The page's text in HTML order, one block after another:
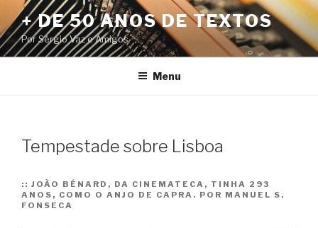
Pular
para
o
conteúdo
+ DE 50 ANOS DE TEXTOS
Por Sérgio Vaz e Amigos
Menu
Tempestade sobre Lisboa
:: JOÃO BÉNARD, DA CINEMATECA, TINHA 293
ANOS, COMO O ANJO DE CAPRA. POR MANUEL S.
FONSECA